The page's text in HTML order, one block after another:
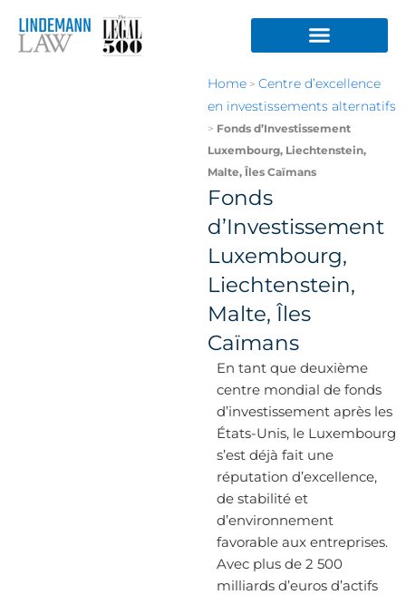
contenu
Home> Centre d’excellence
en investissements alternatifs
> Fonds d’Investissement
Luxembourg, Liechtenstein,
Malte, Îles Caïmans
Fonds
d’Investissement
Luxembourg,
Liechtenstein,
Malte, Îles
Caïmans
En tant que deuxième
centre mondial de fonds
d’investissement après les
États-Unis, le Luxembourg
s’est déjà fait une
réputation d’excellence,
de stabilité et
d’environnement
favorable aux entreprises.
Avec plus de 2 500
milliards d’euros d’actifs